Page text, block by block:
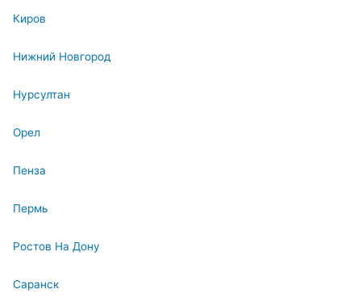
Киров
Нижний Новгород
Нурсултан
Орел
Пенза
Пермь
Ростов На Дону
Саранск